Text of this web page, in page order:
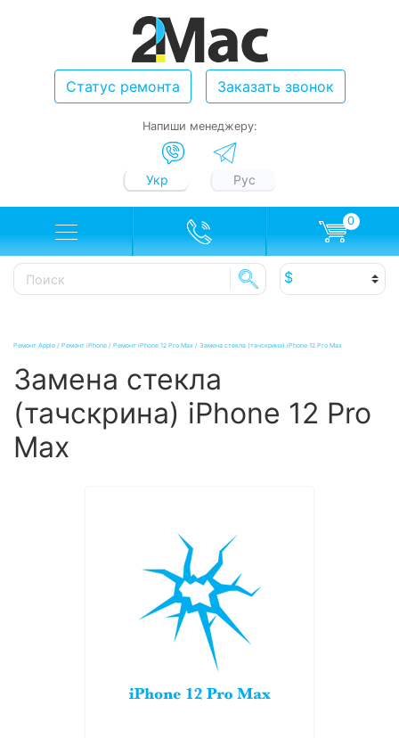
Статус ремонта Заказать звонок
Напиши менеджеру:
Укр Рус
0
Ремонт Apple / Ремонт iPhone / Ремонт iPhone 12 Pro Max / Замена стекла (тачскрина) iPhone 12 Pro Max
Замена стекла
(тачскрина) iPhone 12 Pro
Max